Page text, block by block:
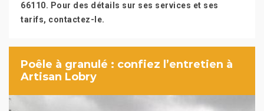
66110. Pour des détails sur ses services et ses
tarifs, contactez-le.
Poêle à granulé : confiez l’entretien à
Artisan Lobry